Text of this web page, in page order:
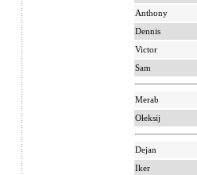
Anthony
Dennis
Victor
Sam
Merab
Ołeksij
Dejan
Iker